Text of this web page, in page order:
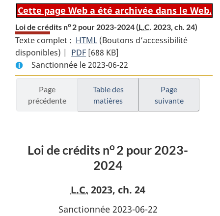
Cette page Web a été archivée dans le Web.
Loi de crédits no 2 pour 2023-2024 (L.C. 2023, ch. 24)
Texte complet : HTML Texte
complet
:
Loi
de
crédits
no2
2024
(Boutons d’accessibilité
disponibles) | PDF Texte
complet
:
Loi
de
crédits
2023-
2024
[688 KB]
Sanctionnée le 2023-06-22
Page
précédente
Table des
matières
Page
suivante
Loi de crédits no2 pour 2023-
2024
L.C. 2023, ch. 24
Sanctionnée 2023-06-22